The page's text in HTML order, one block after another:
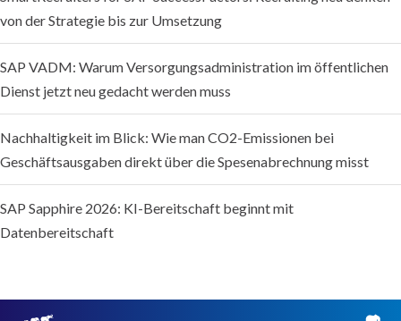
von der Strategie bis zur Umsetzung
SAP VADM: Warum Versorgungsadministration im öffentlichen
Dienst jetzt neu gedacht werden muss
Nachhaltigkeit im Blick: Wie man CO2-Emissionen bei
Geschäftsausgaben direkt über die Spesenabrechnung misst
SAP Sapphire 2026: KI-Bereitschaft beginnt mit
Datenbereitschaft